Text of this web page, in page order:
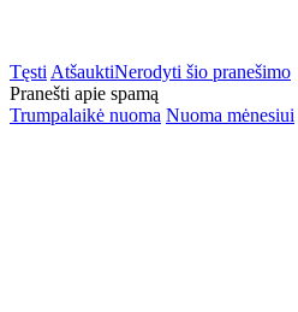
Tęsti AtšauktiNerodyti šio pranešimo
Pranešti apie spamą
Trumpalaikė nuoma Nuoma mėnesiui